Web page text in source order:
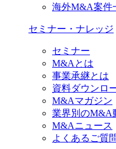
海外M&A案件
セミナー・ナレッジ
セミナー
M&Aとは
事業承継とは
資料ダウンロ
M&Aマガジン
業界別のM&A
M&Aニュース
よくあるご質